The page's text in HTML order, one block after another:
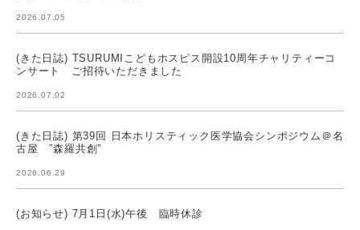
2026.07.05
(きた日誌) TSURUMIこどもホスピス開設10周年チャリティーコ
ンサート ご招待いただきました
2026.07.02
(きた日誌) 第39回 日本ホリスティック医学協会シンポジウム＠名
古屋 ”森羅共創”
2026.06.29
(お知らせ) 7月1日(水)午後 臨時休診